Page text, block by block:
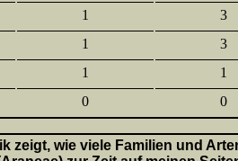
1 3
1 3
1 1
0 0
zeigt, wie viele Familien und